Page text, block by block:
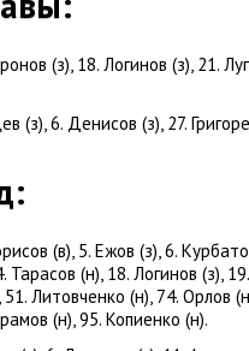
(з), 18. Логинов (з), 21.
(з), 6. Денисов (з), 27.
(в), 5. Ежов (з), 6.
Тарасов (н), 18. Логинов (з),
51. Литовченко (н), 74. Орлов (
(н), 95. Копиенко (н).